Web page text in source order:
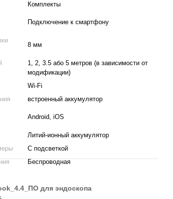
Комплекты
Подключение к смартфону
8 мм
1, 2, 3.5 або 5 метров (в зависимости от
модификации)
Wi-Fi
встроенный аккумулятор
Android, iOS
Литий-ионный аккумулятор
С подсветкой
Беспроводная
для эндоскопа